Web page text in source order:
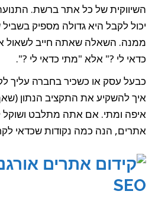
השיווקית של כל אתר ברשת.
יכול לקבל היא גדולה מספיק
ממנה. השאלה שאתה חייב לשאול
כדאי לי ?" אלא "מתי כדאי לי ?".
כבעל עסק או כשכיר בחברה עליך
איך להשקיע את התקציב הנתון
איפה ומתי. אם אתה מתלבט ושוקל
אתרים, הנה כמה נקודות שכדאי